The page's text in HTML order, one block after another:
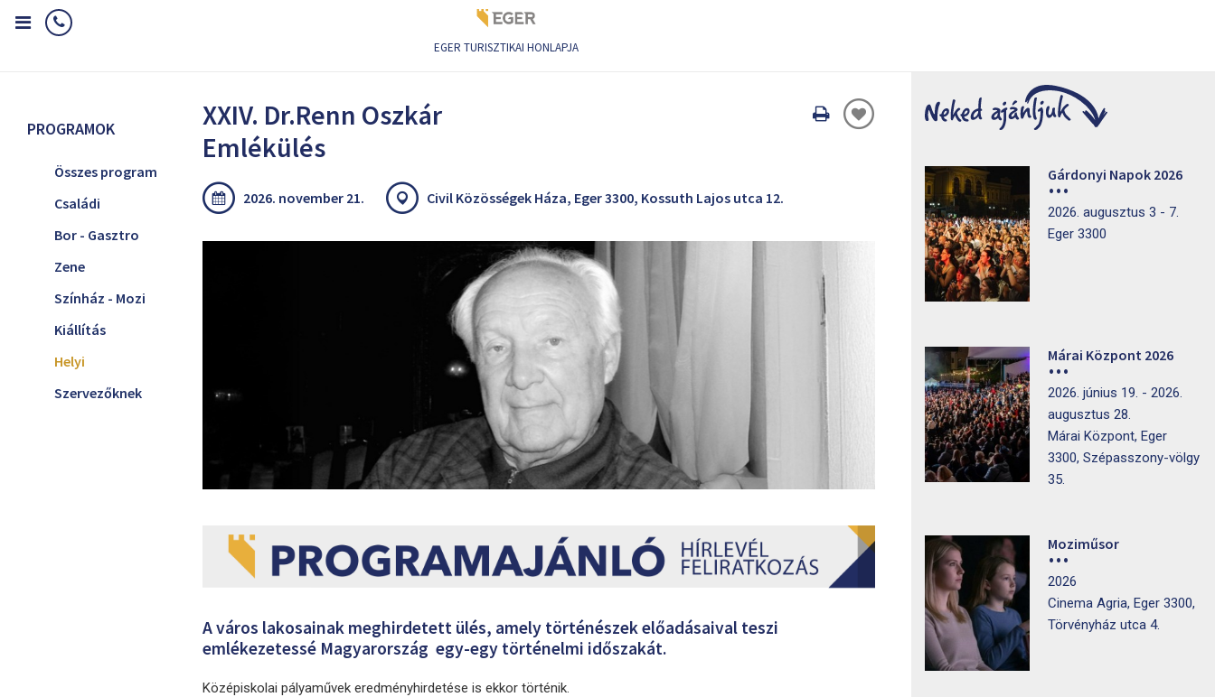
EGER TURISZTIKAI HONLAPJA
PROGRAMOK
Összes program
Családi
Bor - Gasztro
Zene
Színház - Mozi
Kiállítás
Helyi
Szervezőknek
XXIV. Dr.Renn Oszkár
Emlékülés
Oldal
2026. november 21. Civil Közösségek Háza, Eger 3300, Kossuth Lajos utca 12.
A város lakosainak meghirdetett ülés, amely történészek előadásaival teszi
emlékezetessé Magyarország egy-egy történelmi időszakát.
Középiskolai pályaművek eredményhirdetése is ekkor történik.
Gárdonyi Napok 2026
2026. augusztus 3 - 7.
Eger 3300
Márai Központ 2026
2026. június 19. - 2026.
augusztus 28.
Márai Központ, Eger
3300, Szépasszony-völgy
35.
Moziműsor
2026
Cinema Agria, Eger 3300,
Törvényház utca 4.